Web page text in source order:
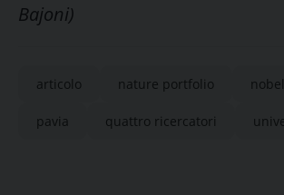
Bajoni)
articolo nature portfolio
pavia quattro ricercatori